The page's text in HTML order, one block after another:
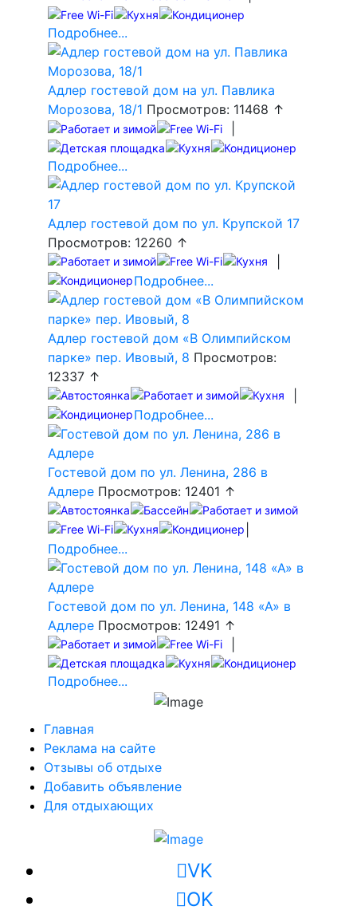
Подробнее...
Адлер гостевой дом на ул. Павлика
Морозова, 18/1 Просмотров: 11468 ↑
Подробнее...
Адлер гостевой дом по ул. Крупской 17
Просмотров: 12260 ↑
Подробнее...
Адлер гостевой дом «В Олимпийском
парке» пер. Ивовый, 8 Просмотров:
12337 ↑
Подробнее...
Гостевой дом по ул. Ленина, 286 в
Адлере Просмотров: 12401 ↑
Подробнее...
Гостевой дом по ул. Ленина, 148 «А» в
Адлере Просмотров: 12491 ↑
Подробнее...
Главная
Реклама на сайте
Отзывы об отдыхе
Добавить объявление
Для отдыхающих
VK
OK